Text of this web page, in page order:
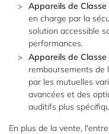
Appareils de Classe
en charge par la
solution accessible
performances.
Appareils de Classe
remboursements de
par les mutuelles
avancées et des
auditifs plus
En plus de la vente,